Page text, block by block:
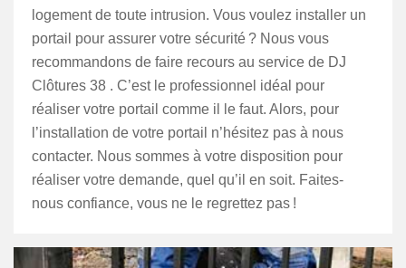
logement de toute intrusion. Vous voulez installer un
portail pour assurer votre sécurité ? Nous vous
recommandons de faire recours au service de DJ
Clôtures 38 . C’est le professionnel idéal pour
réaliser votre portail comme il le faut. Alors, pour
l’installation de votre portail n’hésitez pas à nous
contacter. Nous sommes à votre disposition pour
réaliser votre demande, quel qu’il en soit. Faites-
nous confiance, vous ne le regrettez pas !